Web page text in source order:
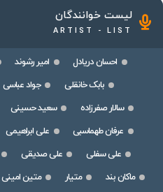
لیست خوانندگان
ARTIST - LIST
احسان دریادل امیر رشوند
بابک خانقلی
جواد عباسی
سالار صفرزاده
سعید حسینی
عرفان طهماسبی
علی ابراهیمی
علی سفلی
علی صدیقی
ماکان بند
متیار متین امینی